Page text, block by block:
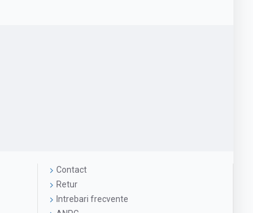
Contact
Retur
Intrebari frecvente